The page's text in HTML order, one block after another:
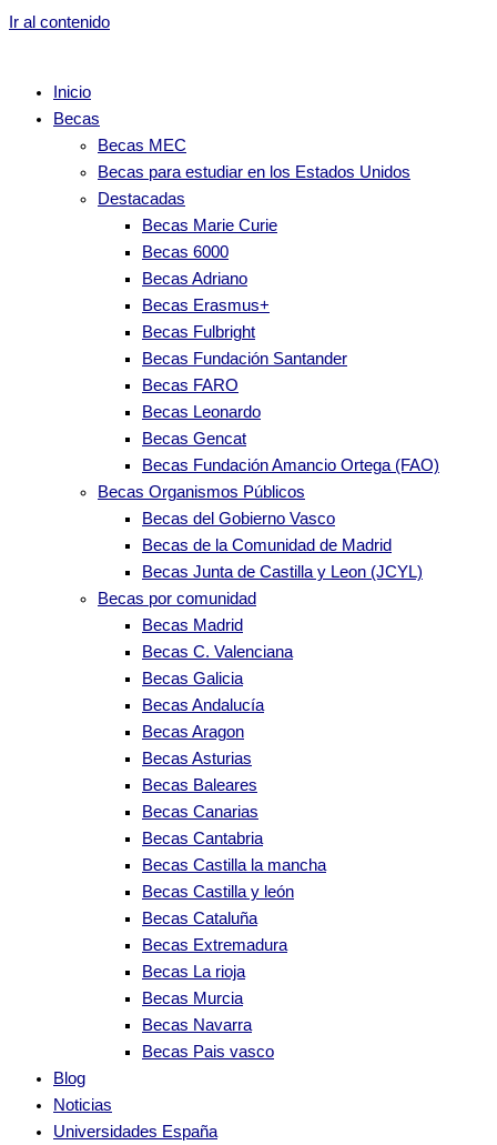
Ir al contenido
Inicio
Becas
Becas MEC
Becas para estudiar en los Estados Unidos
Destacadas
Becas Marie Curie
Becas 6000
Becas Adriano
Becas Erasmus+
Becas Fulbright
Becas Fundación Santander
Becas FARO
Becas Leonardo
Becas Gencat
Becas Fundación Amancio Ortega (FAO)
Becas Organismos Públicos
Becas del Gobierno Vasco
Becas de la Comunidad de Madrid
Becas Junta de Castilla y Leon (JCYL)
Becas por comunidad
Becas Madrid
Becas C. Valenciana
Becas Galicia
Becas Andalucía
Becas Aragon
Becas Asturias
Becas Baleares
Becas Canarias
Becas Cantabria
Becas Castilla la mancha
Becas Castilla y león
Becas Cataluña
Becas Extremadura
Becas La rioja
Becas Murcia
Becas Navarra
Becas Pais vasco
Blog
Noticias
Universidades España